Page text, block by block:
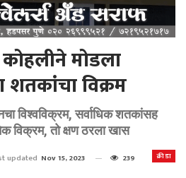
कोहलीने मोडला
शतकांचा विक्रम
विश्वविक्रम, सर्वाधिक शतकांसह
विक्रम, तो क्षण ठरला खास
क्रीडा
updated Nov 15, 2023 239